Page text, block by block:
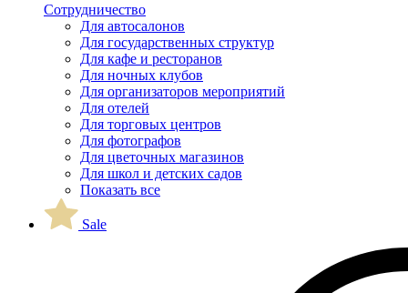
Сотрудничество
Для автосалонов
Для государственных структур
Для кафе и ресторанов
Для ночных клубов
Для организаторов мероприятий
Для отелей
Для торговых центров
Для фотографов
Для цветочных магазинов
Для школ и детских садов
Показать все
Sale